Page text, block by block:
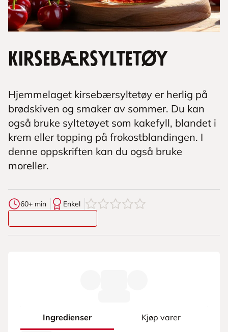
Kirsebærsyltetøy
Hjemmelaget kirsebærsyltetøy er herlig på
brødskiven og smaker av sommer. Du kan
også bruke syltetøyet som kakefyll, blandet i
krem eller topping på frokostblandingen. I
denne oppskriften kan du også bruke
moreller.
60+ min Enkel 0av5stjerner
Ingredienser Kjøp varer